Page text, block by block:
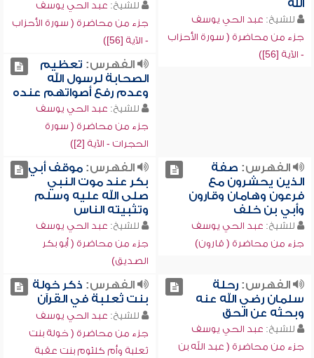
الله
للشيخ: عبد الحي يوسف
جزء من محاضرة ( سورة الأحزاب
- الآية [56])
للشيخ: عبد الحي يوسف
جزء من محاضرة ( سورة الأحزاب
- الآية [56])
الفهرس: تعظيم
الصحابة لرسول الله
وعدم رفع أصواتهم عنده
للشيخ: عبد الحي يوسف
جزء من محاضرة ( سورة
الحجرات - الآية [2])
الفهرس: صفة
الذين يحشرون مع
فرعون وهامان وقارون
وأبي بن خلف
للشيخ: عبد الحي يوسف
جزء من محاضرة ( قارون)
الفهرس:موقف أبي
بكر عند موت النبي
صلى الله عليه وسلم
وتثبيته الناس
للشيخ: عبد الحي يوسف
جزء من محاضرة ( أبو بكر
الصديق)
الفهرس:رحلة
سلمان رضي الله عنه
وبحثه عن الحق
للشيخ: عبد الحي يوسف
جزء من محاضرة ( عبد الله بن
الفهرس: ذكر خولة
بنت ثعلبة في القرآن
للشيخ: عبد الحي يوسف
جزء من محاضرة ( خولة بنت
ثعلبة وأم كلثوم بنت عقبة